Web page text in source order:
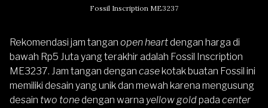
Fossil Inscription ME3237
Rekomendasi jam tangan open heartdengan harga di
bawah Rp5 Juta yang terakhir adalah Fossil Inscription
ME3237. Jam tangan dengan case kotak buatan Fossil ini
memiliki desain yang unik dan mewah karena mengusung
desain two tonedengan warna yellow goldpada center